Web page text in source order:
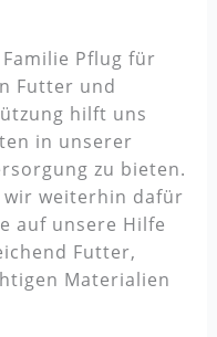
Pflug für
Futter und
hilft uns
in unserer
zu bieten.
wir weiterhin dafür
auf unsere Hilfe
Futter,
Materialien